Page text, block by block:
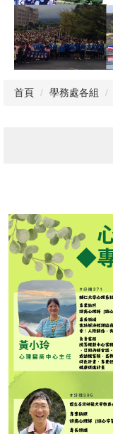
首頁 學務處各組